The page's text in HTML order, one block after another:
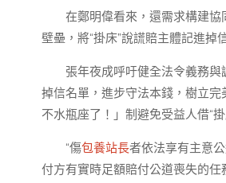
在鄭明偉看來，還需求構建
壁壘，將“掛床”說謊賠主體記進掉
張年夜成呼吁健全法令義務與
掉信名單，進步守法本錢，樹立
不水瓶座了！」制避免受益人借“
“傷包養站長者依法享有主意
付方有實時足額賠付公道喪失的